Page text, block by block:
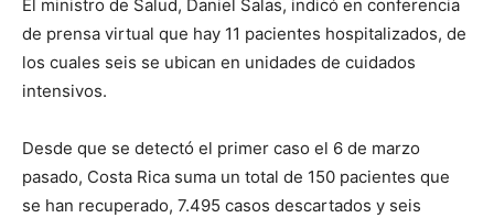
El ministro de Salud, Daniel Salas, indicó en conferencia
de prensa virtual que hay 11 pacientes hospitalizados, de
los cuales seis se ubican en unidades de cuidados
intensivos.
Desde que se detectó el primer caso el 6 de marzo
pasado, Costa Rica suma un total de 150 pacientes que
se han recuperado, 7.495 casos descartados y seis